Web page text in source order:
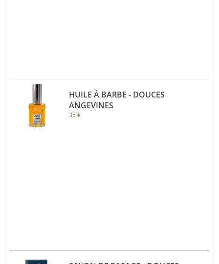
HUILE À BARBE - DOUCES
ANGEVINES
35 €